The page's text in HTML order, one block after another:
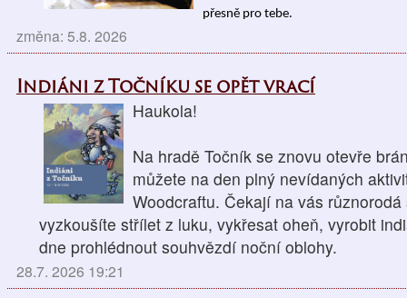
přesně pro tebe.
změna: 5.8. 2026
Indiáni z Točníku se opět vrací
Haukola!
Na hradě Točník se znovu otevře
můžete na den plný nevídaných
Woodcraftu. Čekají na vás
vyzkoušíte střílet z luku, vykřesat oheň, vyrobit
dne prohlédnout souhvězdí noční oblohy.
28.7. 2026 19:21